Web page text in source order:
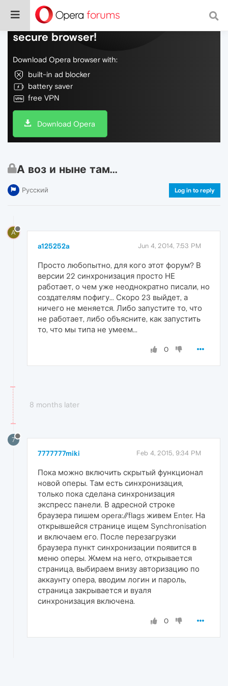
Do more on the web, with a fast and
secure browser!
Download Opera browser with:
built-in ad blocker
battery saver
free VPN
Download Opera
А воз и ныне там...
Русский Log in to reply
A
a125252a Jun 4, 2014, 7:53 PM
Просто любопытно, для кого этот форум? В
версии 22 синхронизация просто НЕ
работает, о чем уже неоднократно писали, но
создателям пофигу... Скоро 23 выйдет, а
ничего не меняется. Либо запустите то, что
не работает, либо объясните, как запустить
то, что мы типа не умеем...
0
8 months later
7
7777777miki Feb 4, 2015, 9:34 PM
Пока можно включить скрытый функционал
новой оперы. Там есть синхронизация,
только пока сделана синхронизация
экспресс панели. В адресной строке
браузера пишем opera://flags живем Enter. На
открывшейся странице ищем Synchronisation
и включаем его. После перезагрузки
браузера пункт синхронизации появится в
меню оперы. Жмем на него, открывается
страница, выбираем внизу авторизацию по
аккаунту опера, вводим логин и пароль,
страница закрывается и вуаля
синхронизация включена.
0